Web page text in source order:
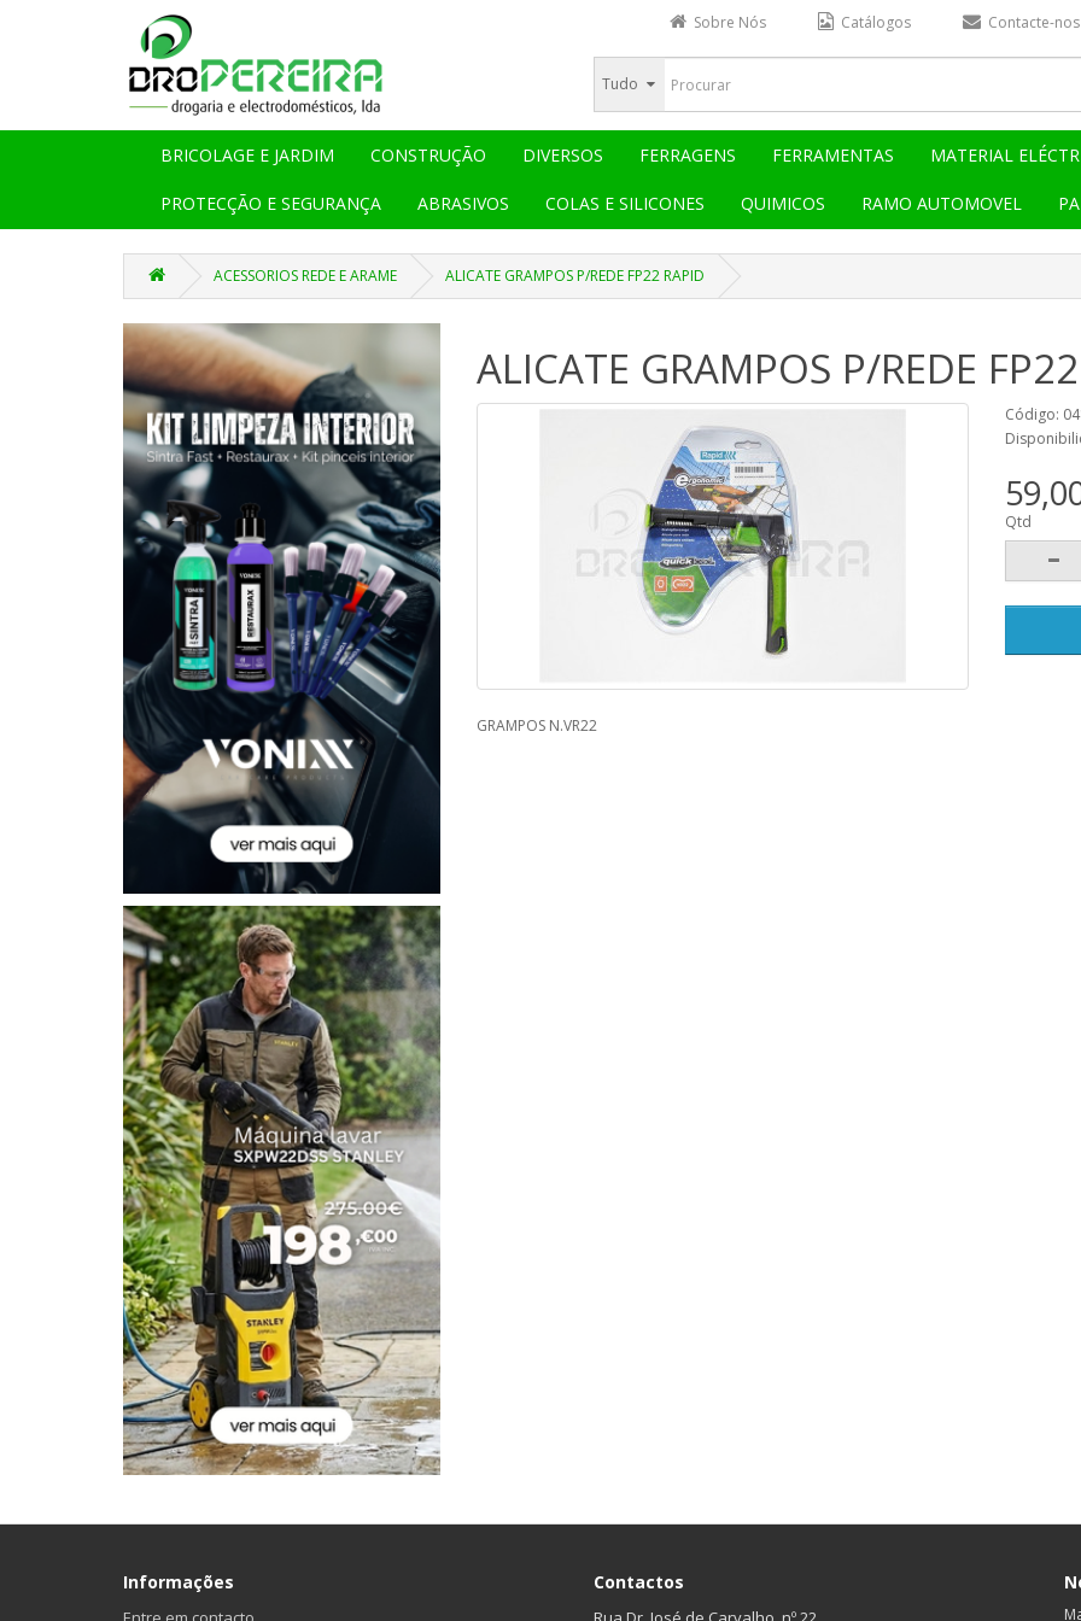
Sobre Nós Catálogos Contacte-nos
Tudo
BRICOLAGE E JARDIM CONSTRUÇÃO DIVERSOS FERRAGENS FERRAMENTAS MATERIAL
PROTECÇÃO E SEGURANÇA ABRASIVOS COLAS E SILICONES QUIMICOS RAMO AUTOMOVEL
ACESSORIOS REDE E ARAME ALICATE GRAMPOS P/REDE FP22 RAPID
ALICATE GRAMPOS P/REDE
GRAMPOS N.VR22
Código:
Qtd
Informações Contactos